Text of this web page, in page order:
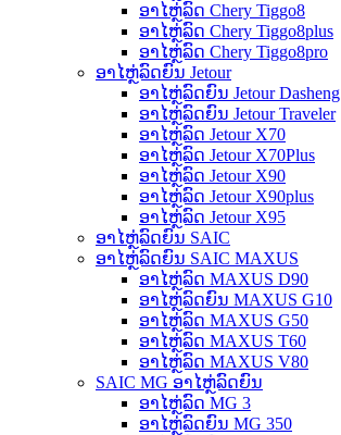
ອາໄຫຼ່ລົດ Chery Tiggo8
ອາໄຫຼ່ລົດ Chery Tiggo8plus
ອາໄຫຼ່ລົດ Chery Tiggo8pro
ອາໄຫຼ່ລົດຍົນ Jetour
ອາໄຫຼ່ລົດຍົນ Jetour Dasheng
ອາໄຫຼ່ລົດຍົນ Jetour Traveler
ອາໄຫຼ່ລົດ Jetour X70
ອາໄຫຼ່ລົດ Jetour X70Plus
ອາໄຫຼ່ລົດ Jetour X90
ອາໄຫຼ່ລົດ Jetour X90plus
ອາໄຫຼ່ລົດ Jetour X95
ອາໄຫຼ່ລົດຍົນ SAIC
ອາໄຫຼ່ລົດຍົນ SAIC MAXUS
ອາໄຫຼ່ລົດ MAXUS D90
ອາໄຫຼ່ລົດຍົນ MAXUS G10
ອາໄຫຼ່ລົດ MAXUS G50
ອາໄຫຼ່ລົດ MAXUS T60
ອາໄຫຼ່ລົດ MAXUS V80
SAIC MG ອາໄຫຼ່ລົດຍົນ
ອາໄຫຼ່ລົດ MG 3
ອາໄຫຼ່ລົດຍົນ MG 350